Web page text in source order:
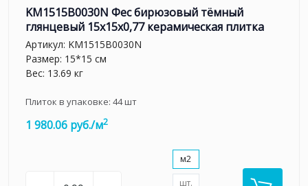
KM1515B0030N Фес бирюзовый тёмный
глянцевый 15x15x0,77 керамическая плитка
Артикул: KM1515B0030N
Размер: 15*15 см
Вес: 13.69 кг
Плиток в упаковке: 44шт
1 980.06 руб./м2
м2
шт.